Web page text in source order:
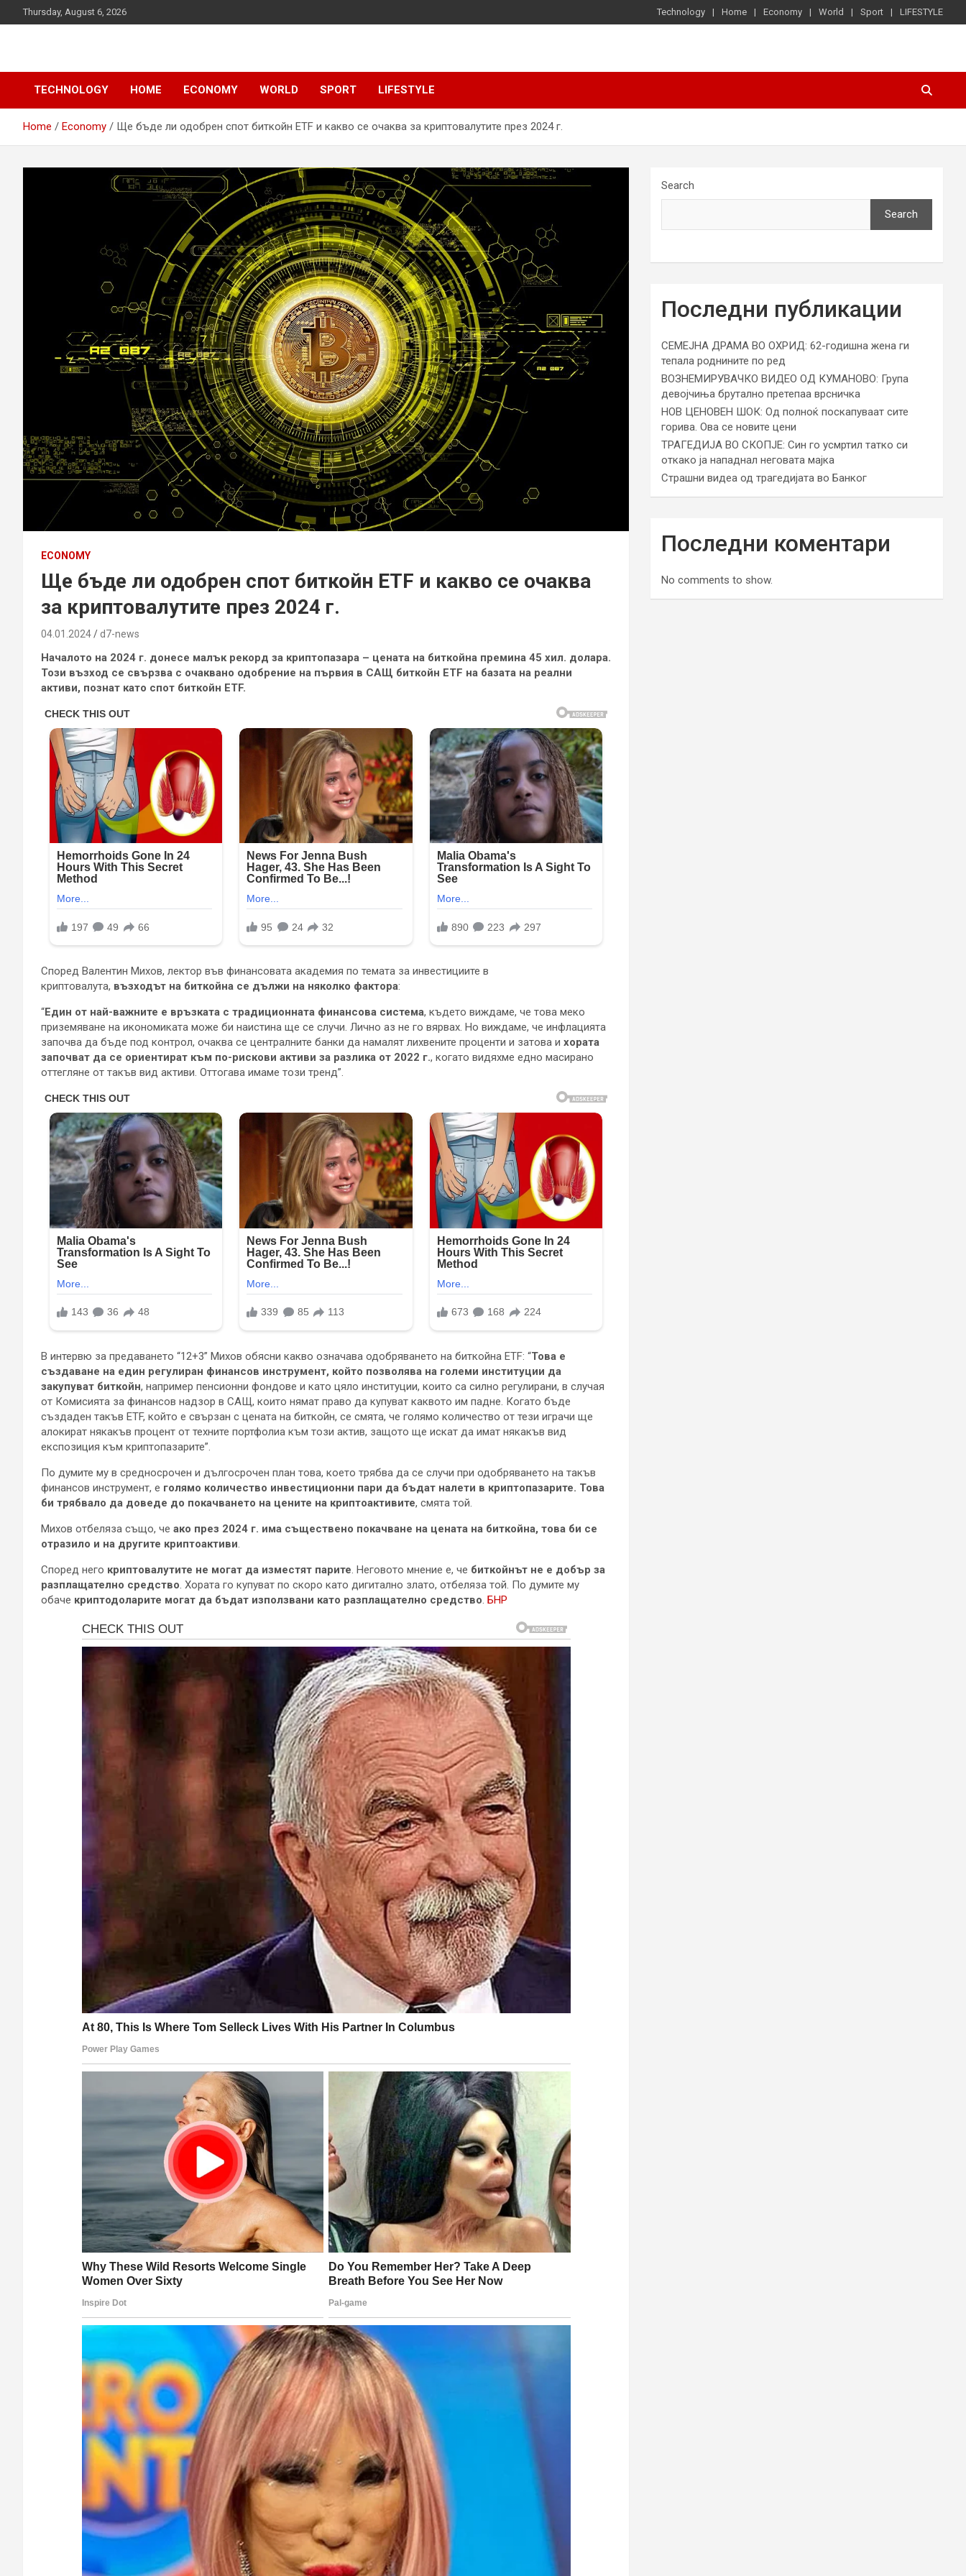
to
Thursday, August 6, 2026 Technology Home Economy World Sport LIFESTYLE
d7-news.com
TECHNOLOGY HOME ECONOMY WORLD SPORT LIFESTYLE
Home Economy Ще бъде ли одобрен спот биткойн ETF и какво се очаква за криптовалутите през 2024 г.
ECONOMY
Ще бъде ли одобрен спот биткойн ETF и какво се очаква
за криптовалутите през 2024 г.
04.01.2024 d7-news
Началото на 2024 г. донесе малък рекорд за криптопазара – цената на биткойна премина 45 хил. долара.
Този възход се свързва с очаквано одобрение на първия в САЩ биткойн ETF на базата на реални
активи, познат като спот биткойн ETF.
Според Валентин Михов, лектор във финансовата академия по темата за инвестициите в
криптовалута, възходът на биткойна се дължи на няколко фактора:
“Един от най-важните е връзката с традиционната финансова система, където виждаме, че това меко
приземяване на икономиката може би наистина ще се случи. Лично аз не го вярвах. Но виждаме, че инфлацията
започва да бъде под контрол, очаква се централните банки да намалят лихвените проценти и затова и хората
започват да се ориентират към по-рискови активи за разлика от 2022 г., когато видяхме едно масирано
оттегляне от такъв вид активи. Оттогава имаме този тренд”.
В интервю за предаването “12+3” Михов обясни какво означава одобряването на биткойна ETF: “Това е
създаване на един регулиран финансов инструмент, който позволява на големи институции да
закупуват биткойн, например пенсионни фондове и като цяло институции, които са силно регулирани, в случая
от Комисията за финансов надзор в САЩ, които нямат право да купуват каквото им падне. Когато бъде
създаден такъв ETF, който е свързан с цената на биткойн, се смята, че голямо количество от тези играчи ще
алокират някакъв процент от техните портфолиа към този актив, защото ще искат да имат някакъв вид
експозиция към криптопазарите”.
По думите му в средносрочен и дългосрочен план това, което трябва да се случи при одобряването на такъв
финансов инструмент, е голямо количество инвестиционни пари да бъдат налети в криптопазарите. Това
би трябвало да доведе до покачването на цените на криптоактивите, смята той.
Михов отбеляза също, че ако през 2024 г. има съществено покачване на цената на биткойна, това би се
отразило и на другите криптоактиви.
Според него криптовалутите не могат да изместят парите. Неговото мнение е, че биткойнът не е добър за
разплащателно средство. Хората го купуват по скоро като дигитално злато, отбеляза той. По думите му
обаче криптодоларите могат да бъдат използвани като разплащателно средство. БНР
Search
Search
Последни публикации
СЕМЕЈНА ДРАМА ВО ОХРИД: 62-годишна жена ги
тепала роднините по ред
ВОЗНЕМИРУВАЧКО ВИДЕО ОД КУМАНОВО: Група
девојчиња брутално претепаа врсничка
НОВ ЦЕНОВЕН ШОК: Од полноќ поскапуваат сите
горива. Ова се новите цени
ТРАГЕДИЈА ВО СКОПЈЕ: Син го усмртил татко си
откако ја нападнал неговата мајка
Страшни видеа од трагедијата во Банког
Последни коментари
No comments to show.